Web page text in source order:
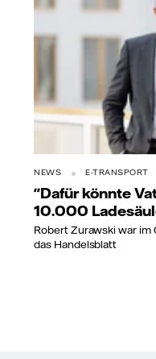
NEWS E-TRANSPORT
"Dafür könnte
10.000
Robert Zurawski war im
das Handelsblatt